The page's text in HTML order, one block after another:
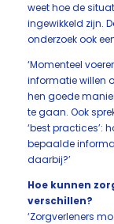
weet hoe de
ingewikkeld zijn.
onderzoek ook
‘Momenteel
informatie willen
hen goede
te gaan. Ook
‘best practices’:
bepaalde
daarbij?’
Hoe kunnen
verschillen?
‘Zorgverleners